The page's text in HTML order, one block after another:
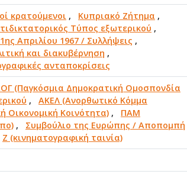
κρατούμενοι , Κυπριακό Ζήτημα ,
Τύπος εξωτερικού ,
Απριλίου 1967 / Συλλήψεις ,
και διακυβέρνηση ,
ανταποκρίσεις
(Παγκόσμια Δημοκρατική Ομοσπονδία
, ΑΚΕΛ (Ανορθωτικό Κόμμα
Οικονομική Κοινότητα) , ΠΑΜ
, Συμβούλιο της Ευρώπης / Αποπομπή
Ζ (κινηματογραφική ταινία)